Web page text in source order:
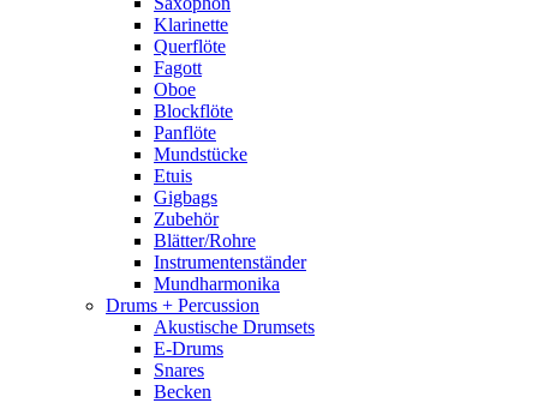
Klarinette
Querflöte
Fagott
Oboe
Blockflöte
Panflöte
Mundstücke
Etuis
Gigbags
Zubehör
Blätter/Rohre
Instrumentenständer
Mundharmonika
Drums + Percussion
Akustische Drumsets
E-Drums
Snares
Becken